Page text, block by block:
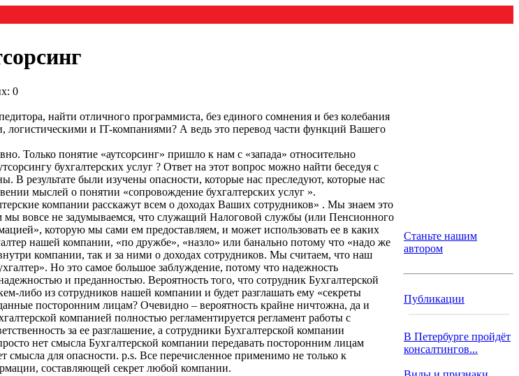
0
найти отличного программиста, без единого сомнения и без колебания
логистическими и IT-компаниями? А ведь это перевод части функций Вашего
Только понятие «аутсорсинг» пришло к нам с «запада» относительно
бухгалтерских услуг ? Ответ на этот вопрос можно найти беседуя с
результате были изучены опасности, которые нас преследуют, которые нас
мыслей о понятии «сопровождение бухгалтерских услуг ».
компании расскажут всем о доходах Ваших сотрудников» . Мы знаем это
мы вовсе не задумываемся, что служащий Налоговой службы (или Пенсионного
которую мы сами ем предоставляем, и может использовать ее в каких
нашей компании, «по дружбе», «назло» или банально потому что «надо же
компании, так и за ними о доходах сотрудников. Мы считаем, что наш
Но это самое большое заблуждение, потому что надежность
и преданностью. Вероятность того, что сотрудник Бухгалтерской
либо из сотрудников нашей компании и будет разглашать ему «секреты
посторонним лицам? Очевидно – вероятность крайне ничтожна, да и
компанией полностью регламентируется регламент работы с
за ее разглашение, а сотрудники Бухгалтерской компании
нет смысла Бухгалтерской компании передавать посторонним лицам
для опасности. p.s. Все перечисленное применимо не только к
составляющей секрет любой компании.
Станьте нашим
автором
Публикации
В Петербурге пройдёт
консалтингов...